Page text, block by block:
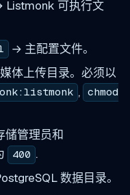
Listmonk 可执行文
→ 主配置文件。
体上传目录。必须以
, chmod
储管理员和
400 .
数据目录。